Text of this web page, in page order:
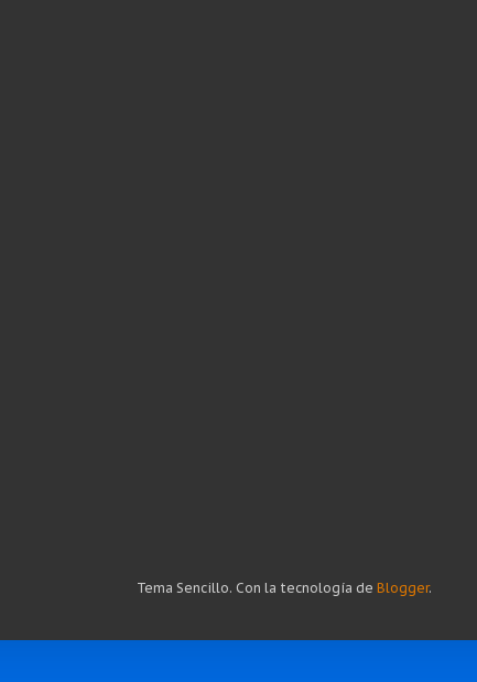
Tema Sencillo. Con la tecnología de Blogger.